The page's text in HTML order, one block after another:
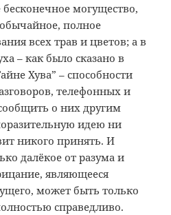
могущество,
полное
всех трав и цветов; а в
– как было сказано в
Хува” – способности
телефонных и
о них другим
идею ни
никого принять. И
далёкое от разума и
являющееся
может быть только
справедливо.